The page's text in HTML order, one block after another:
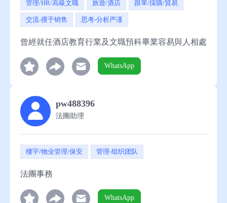
管理/HR/高級文職 旅遊/酒店 跟單/採購/貿易
交流-擅于销售 思考-分析严谨
曾經就任酒店教育行業及文職預科畢業容易與人相處
WhatsApp
pw488396
法團助理
樓宇/物业管理/保安 管理-组织团队
法團事務
WhatsApp